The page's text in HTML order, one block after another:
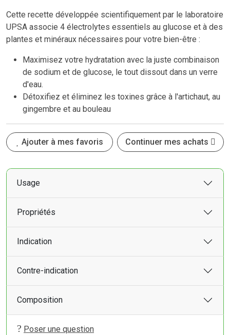
Cette recette développée scientifiquement par le laboratoire
UPSA associe 4 électrolytes essentiels au glucose et à des
plantes et minéraux nécessaires pour votre bien-être :
Maximisez votre hydratation avec la juste combinaison
de sodium et de glucose, le tout dissout dans un verre
d'eau.
Détoxifiez et éliminez les toxines grâce à l'artichaut, au
gingembre et au bouleau
Ajouter à mes favoris Continuer mes achats
Usage
Propriétés
Indication
Contre-indication
Composition
Poser une question